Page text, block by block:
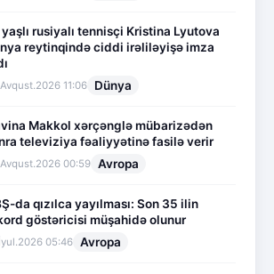
yaşlı rusiyalı tennisçi Kristina Lyutova
reytinqində ciddi irəliləyişə imza
11:06 Dünya
Makkol xərçənglə mübarizədən
televiziya fəaliyyətinə fasilə verir
00:59 Avropa
da qızılca yayılması: Son 35 ilin
göstəricisi müşahidə olunur
05:46 Avropa